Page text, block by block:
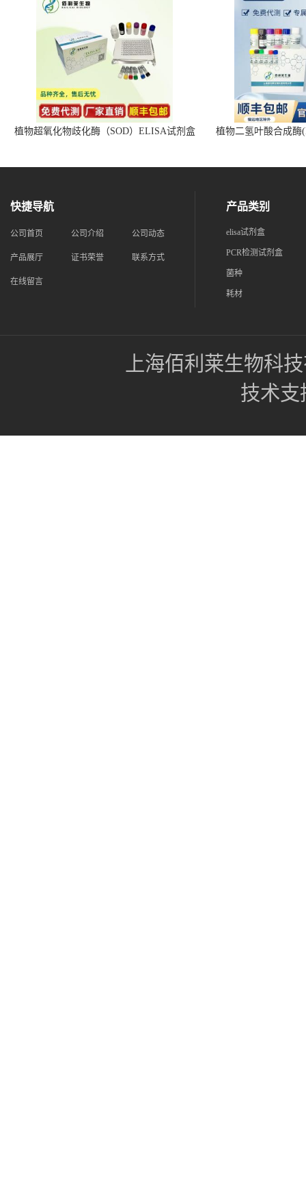
植物超氧化物歧化酶（SOD）ELISA试剂盒 植物二氢叶酸合成酶
快捷导航
公司首页 公司介绍 公司动态
产品展厅 证书荣誉 联系方式
在线留言
产品类别
elisa试剂盒
PCR检测试剂盒
菌种
耗材
上海佰利莱生物科
技术